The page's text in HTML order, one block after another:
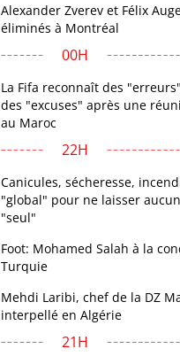
Alexander Zverev et Félix
éliminés à Montréal
00H
La Fifa reconnaît des
des "excuses" après une
au Maroc
22H
Canicules, sécheresse,
"global" pour ne laisser
"seul"
Foot: Mohamed Salah à la
Turquie
Mehdi Laribi, chef de la DZ
interpellé en Algérie
21H